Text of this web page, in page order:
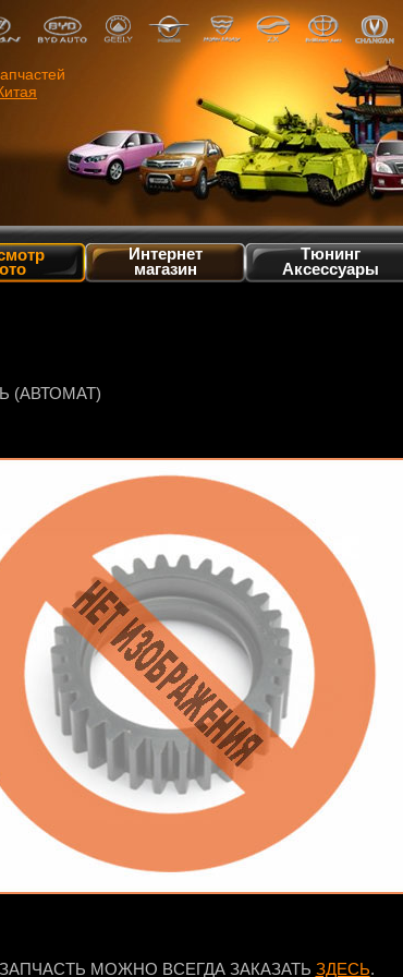
Интернет
магазин
Тюнинг
Аксессуары
(АВТОМАТ)
МОЖНО ВСЕГДА ЗАКАЗАТЬ ЗДЕСЬ.